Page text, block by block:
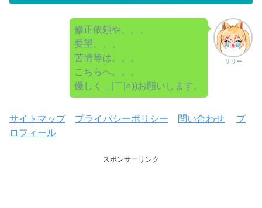
リリー
修正依頼や、、、
要望、、、
苦情等は。。。
こちらへ。。。
優しく＿|￣|○))お願いします。
サイトマップ プライバシーポリシー 問い合わせ
プ
ロフィール
スポンサーリンク